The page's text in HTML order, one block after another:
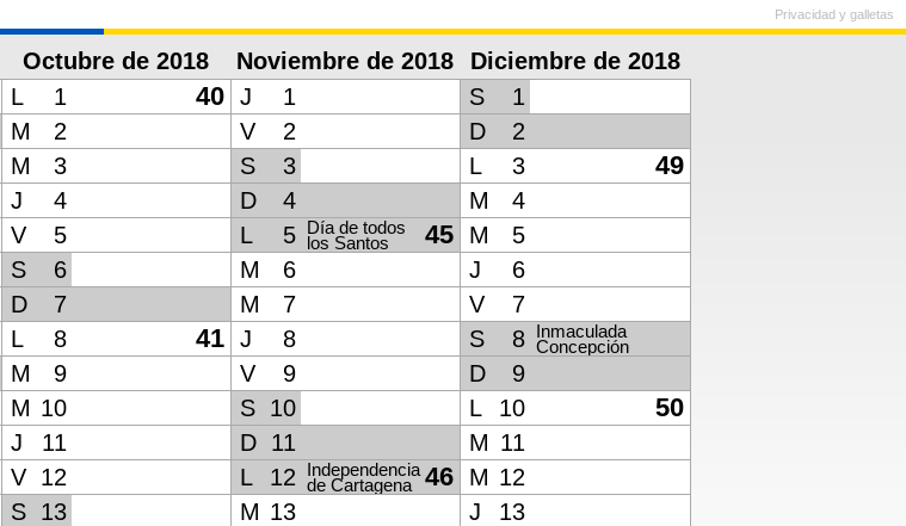
Privacidad y galletas
Octubre de 2018 Noviembre de 2018
Diciembre de 2018
L 1 40 J 1 S
1
M 2 V 2 D
2
M 3 S 3 L 3 49
J 4 D 4 M
4
V 5 L 5 45
Día de todos
los Santos M
5
S 6 M 6 J
6
D 7 M 7 V
7
L 8 41 J 8 S 8 Inmaculada
Concepción
M 9 V 9 D
9
M 10 S 10 L 10 50
J 11 D 11 M 11
V 12 L 12 46
Independencia
de Cartagena M 12
S 13 M 13 J
13